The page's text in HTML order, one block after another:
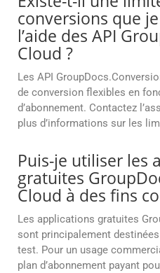
conversions que
l’aide des API
Cloud ?
Les API
de conversion flexibles en
d’abonnement. Contactez
plus d’informations sur les
Puis-je utiliser les
gratuites
Cloud à des fins
Les applications gratuites
sont principalement
test. Pour un usage
plan d’abonnement payant